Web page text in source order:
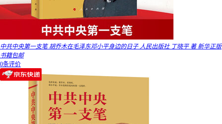
中共中央第一支笔 胡乔木在毛泽东邓小平身边的日子 人民出版社 丁晓平 著 新华正版
书籍包邮
0条评价